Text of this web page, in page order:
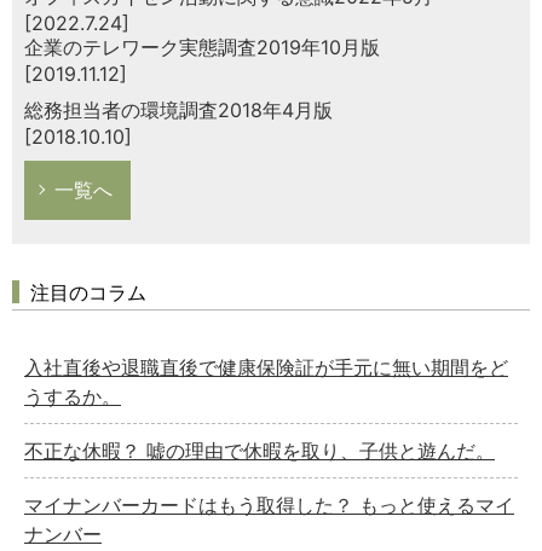
[2022.7.24]
企業のテレワーク実態調査2019年10月版
[2019.11.12]
総務担当者の環境調査2018年4月版
[2018.10.10]
一覧へ
注目のコラム
入社直後や退職直後で健康保険証が手元に無い期間をど
うするか。
不正な休暇？ 嘘の理由で休暇を取り、子供と遊んだ。
マイナンバーカードはもう取得した？ もっと使えるマイ
ナンバー